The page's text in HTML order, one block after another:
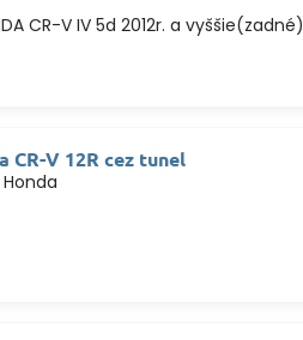
CR-V IV 5d 2012r. a vyššie(zadné)
CR-V 12R cez tunel